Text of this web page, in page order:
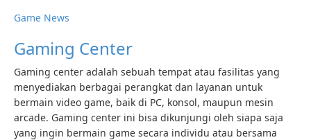
Game News
Gaming Center
Gaming center adalah sebuah tempat atau fasilitas yang
menyediakan berbagai perangkat dan layanan untuk
bermain video game, baik di PC, konsol, maupun mesin
arcade. Gaming center ini bisa dikunjungi oleh siapa saja
yang ingin bermain game secara individu atau bersama